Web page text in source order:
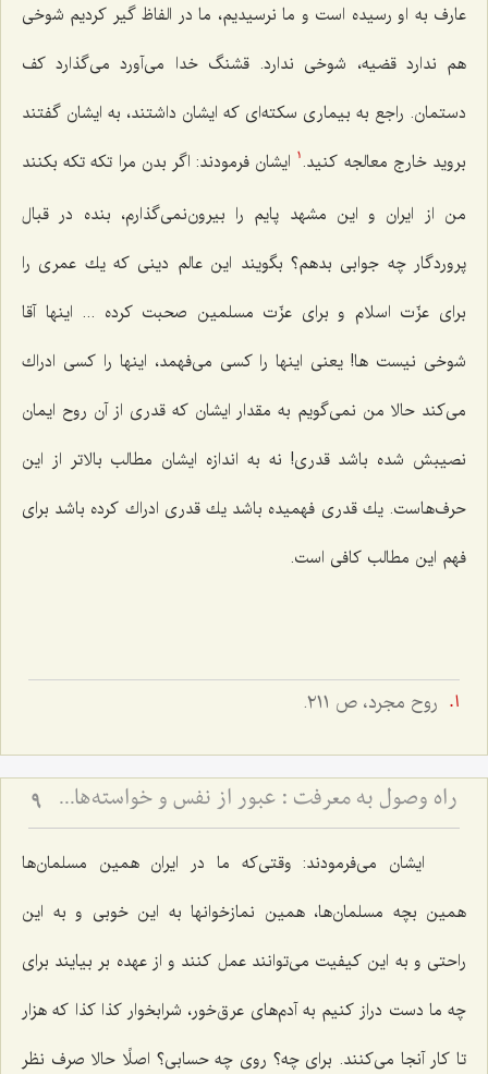
عارف به او رسیده است و ما نرسیدیم، ما در الفاظ گیر كردیم شوخی
هم ندارد قضیه، شوخی ندارد. قشنگ خدا می‌آورد می‌گذارد كف
دستمان. راجع به بیماری سكته‌ای كه ایشان داشتند، به ایشان گفتند
بروید خارج معالجه كنید. 1
ایشان فرمودند: اگر بدن مرا تكه تكه بكنند
من از ایران و این مشهد پایم را بیرون‌نمی‌گذارم، بنده در قبال
پروردگار چه جوابی بدهم؟ بگویند این عالم دینی كه یك عمری را
برای عزّت اسلام و برای عزّت مسلمین صحبت كرده ... اینها آقا
شوخی نیست ها! یعنی اینها را كسی می‌فهمد، اینها را كسی ادراك
می‌كند حالا من نمی‌گویم به مقدار ایشان كه قدری از آن روح ایمان
نصیبش شده باشد قدری! نه به اندازه ایشان مطالب بالاتر از این
حرف‌هاست. یك قدری فهمیده باشد یك قدری ادراك كرده باشد برای
فهم این مطالب كافی است.
روح مجرد، ص ٢١١.
راه وصول به معرفت :‌ عبور از نفس و خواسته‏‌هاى آن‏ 9
ایشان می‌فرمودند: وقتی‌كه ما در ایران همین مسلمان‌ها
همین بچه مسلمان‌ها، همین نمازخوانها به این خوبی و به این
راحتی و به این كیفیت می‌توانند عمل كنند و از عهده بر بیایند برای
چه ما دست دراز كنیم به آدم‌های عرق‌خور، شرابخوار كذا كذا كه هزار
تا كار آنجا می‌كنند. برای چه؟ روی چه حسابی؟ اصلًا حالا صرف نظر